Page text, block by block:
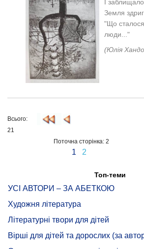
І
Земля
"Що
люди..."
(Юлія
Всього:
21
Поточна сторінка: 2
1 2
Топ-теми
УСІ АВТОРИ – ЗА АБЕТКОЮ
Художня література
Літературні твори для дітей
Вірші для дітей та дорослих (за